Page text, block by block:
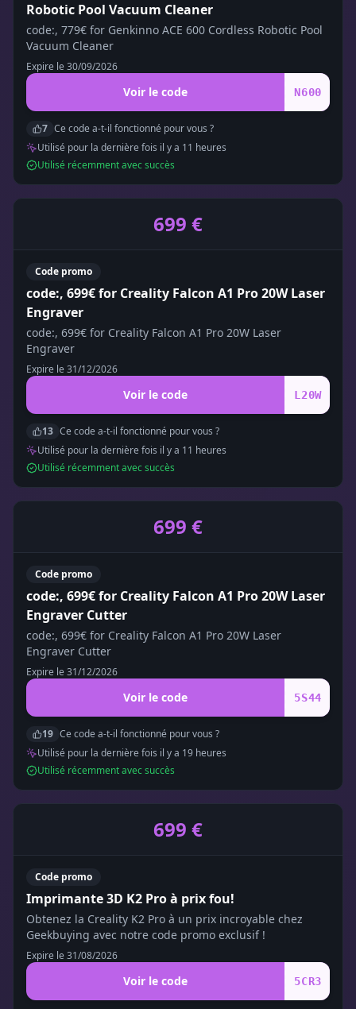
Robotic Pool Vacuum Cleaner
code:, 779€ for Genkinno ACE 600 Cordless Robotic Pool
Vacuum Cleaner
Expire le 30/09/2026
Voir le code N600
7 Ce code a-t-il fonctionné pour vous ?
Utilisé pour la dernière fois il y a 11 heures
Utilisé récemment avec succès
699 €
Code promo
code:, 699€ for Creality Falcon A1 Pro 20W Laser
Engraver
code:, 699€ for Creality Falcon A1 Pro 20W Laser
Engraver
Expire le 31/12/2026
Voir le code L20W
13 Ce code a-t-il fonctionné pour vous ?
Utilisé pour la dernière fois il y a 11 heures
Utilisé récemment avec succès
699 €
Code promo
code:, 699€ for Creality Falcon A1 Pro 20W Laser
Engraver Cutter
code:, 699€ for Creality Falcon A1 Pro 20W Laser
Engraver Cutter
Expire le 31/12/2026
Voir le code 5S44
19 Ce code a-t-il fonctionné pour vous ?
Utilisé pour la dernière fois il y a 19 heures
Utilisé récemment avec succès
699 €
Code promo
Imprimante 3D K2 Pro à prix fou!
Obtenez la Creality K2 Pro à un prix incroyable chez
Geekbuying avec notre code promo exclusif !
Expire le 31/08/2026
Voir le code 5CR3